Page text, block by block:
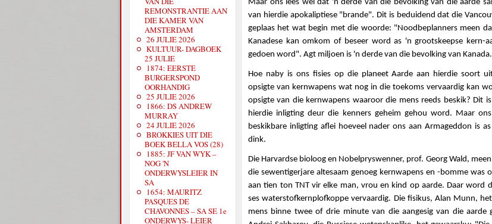
REMONSTRANTIE AAN
DIE KAMER VAN
AMSTERDAM
26 JULIE 2026
KULTUUR- DAGBOEK
25 JULIE
1874: EERSTE
BURGERSPOND
OORHANDIG
25 JULIE 2026
1866: DS ANDREW
MURRAY
24 JULIE 2026
BROKKIES UIT DIE
BOEK BELLA VOS (28)
1885: JF VAN WYK –
NOG 'N
ONDERWYSLEIER IN
SA
1654: MAURITZ
PASQUES DE
CHAVONNES – SA SE 1e
ONDERWYS- LEIER
Maar ons lees wel dat 'n derde van die bevolking van die aarde
van hierdie apokaliptiese "brande". Dit is beduidend dat die
geplaas het wat begin met die woorde: "Noodbeplanners meen
Kanadese kan omkom of beseer word as 'n grootskeepse kern-
gedoen word". Agt miljoen is 'n derde van die bevolking van Kanada.
Hoe naby is ons fisies op die planeet Aarde aan hierdie soort
opsigte van kernwapens wat nog in die toekoms vervaardig kan
opsigte van die kernwapens waaroor die mens reeds beskik? Dit
hierdie inligting deur die kenners geheim gehou word. Maar
beskikbare inligting aflei hoeveel nader ons aan Armageddon is
dink.
Die Harvardse bioloog en Nobelpryswenner, prof. Georg Wald,
die sewentigerjare altesaam genoeg kernwapens en -bomme was
aan tien ton TNT vir elke man, vrou en kind op aarde. Daar word
ses waterstofkernplofkoppe vervaardig. Die fisikus, Alan Munn,
mens binne twee of drie minute van die aangesig van die aarde